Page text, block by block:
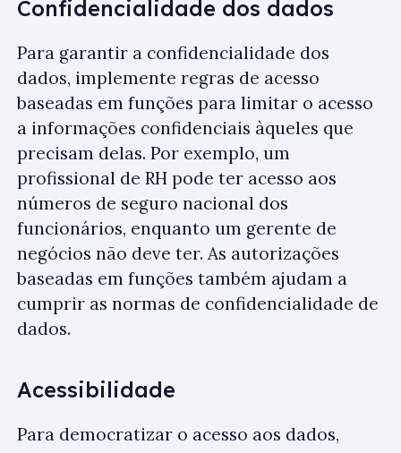
Confidencialidade dos dados
Para garantir a confidencialidade dos
dados, implemente regras de acesso
baseadas em funções para limitar o acesso
a informações confidenciais àqueles que
precisam delas. Por exemplo, um
profissional de RH pode ter acesso aos
números de seguro nacional dos
funcionários, enquanto um gerente de
negócios não deve ter. As autorizações
baseadas em funções também ajudam a
cumprir as normas de confidencialidade de
dados.
Acessibilidade
Para democratizar o acesso aos dados,